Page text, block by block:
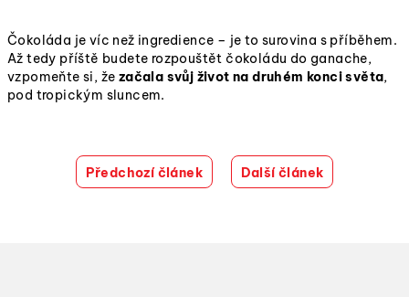
Čokoláda je víc než ingredience – je to surovina s příběhem.
Až tedy příště budete rozpouštět čokoládu do ganache,
vzpomeňte si, že začala svůj život na druhém konci světa,
pod tropickým sluncem.
Předchozí článek Další článek